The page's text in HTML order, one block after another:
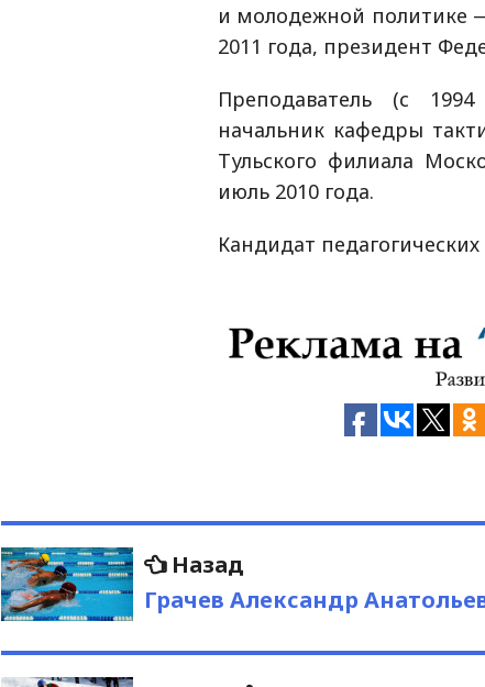
и молодежной политике
2011 года, президент
Преподаватель (с
начальник кафедры
Тульского филиала
июль 2010 года.
Кандидат педагогических
Навигация
по
записям
Назад
запись:
Грачев Александр